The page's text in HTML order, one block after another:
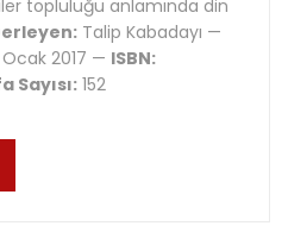
topluluğu anlamında din
Talip Kabadayı —
Ocak 2017 — ISBN:
Sayısı:152